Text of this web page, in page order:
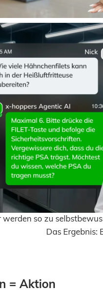
werden so zu
Das Ergebnis:
= Aktion